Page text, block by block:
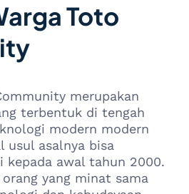
Toto
merupakan
terbentuk di tengah
modern modern
usul asalnya bisa
kepada awal tahun 2000.
yang minat sama